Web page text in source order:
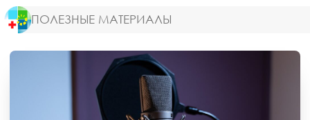
ПОЛЕЗНЫЕ МАТЕРИАЛЫ